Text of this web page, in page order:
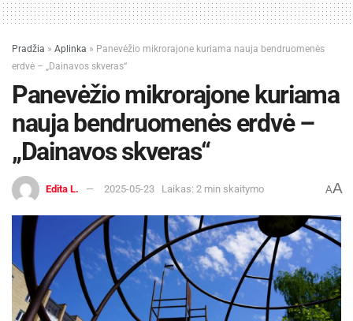
Pradžia » Aplinka » Panevėžio mikrorajone kuriama nauja bendruomenės
erdvė – „Dainavos skveras“
Panevėžio mikrorajone kuriama
nauja bendruomenės erdvė –
„Dainavos skveras“
Edita L. 2025-05-23 Laikas: 2 min skaitymo AA